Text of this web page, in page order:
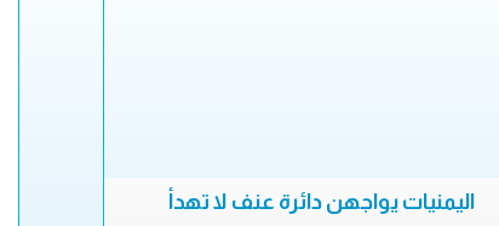
اليمنيات يواجهن دائرة عنف لا تهدأ